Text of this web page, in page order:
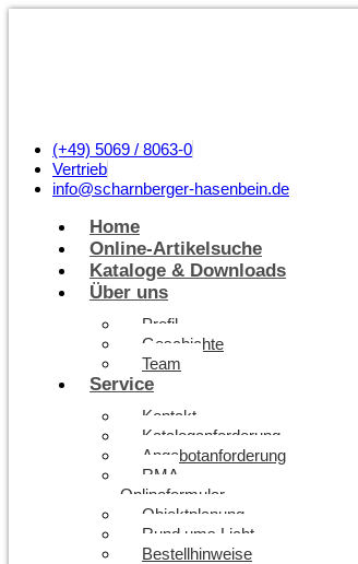
(+49) 5069 / 8063-0
Vertrieb
info@scharnberger-hasenbein.de
Home
Online-Artikelsuche
Kataloge & Downloads
Über uns
Profil
Geschichte
Team
Service
Kontakt
Kataloganforderung
Angebotanforderung
RMA
Onlineformular
Objektplanung
Rund ums Licht
Bestellhinweise